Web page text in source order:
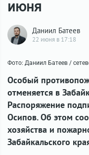
июня
Даниил Батеев
22 июня в 17:18
Фото: Даниил Батеев /
Особый
отменяется в
Распоряжение
Осипов. Об этом
хозяйства и
Забайкальского